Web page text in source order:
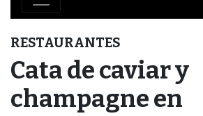
RESTAURANTES
Cata de caviar y
champagne en